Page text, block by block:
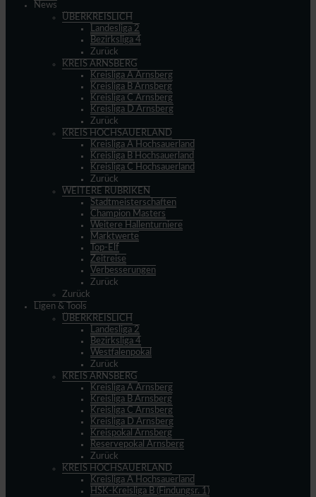
News
ÜBERKREISLICH
Landesliga 2
Bezirksliga 4
Zurück
KREIS ARNSBERG
Kreisliga A Arnsberg
Kreisliga B Arnsberg
Kreisliga C Arnsberg
Kreisliga D Arnsberg
Zurück
KREIS HOCHSAUERLAND
Kreisliga A Hochsauerland
Kreisliga B Hochsauerland
Kreisliga C Hochsauerland
Zurück
WEITERE RUBRIKEN
Stadtmeisterschaften
Champion Masters
Weitere Hallenturniere
Marktwerte
Top-Elf
Zeitreise
Verbesserungen
Zurück
Zurück
Ligen & Tools
ÜBERKREISLICH
Landesliga 2
Bezirksliga 4
Westfalenpokal
Zurück
KREIS ARNSBERG
Kreisliga A Arnsberg
Kreisliga B Arnsberg
Kreisliga C Arnsberg
Kreisliga D Arnsberg
Kreispokal Arnsberg
Reservepokal Arnsberg
Zurück
KREIS HOCHSAUERLAND
Kreisliga A Hochsauerland
HSK-Kreisliga B (Findungsr. 1)